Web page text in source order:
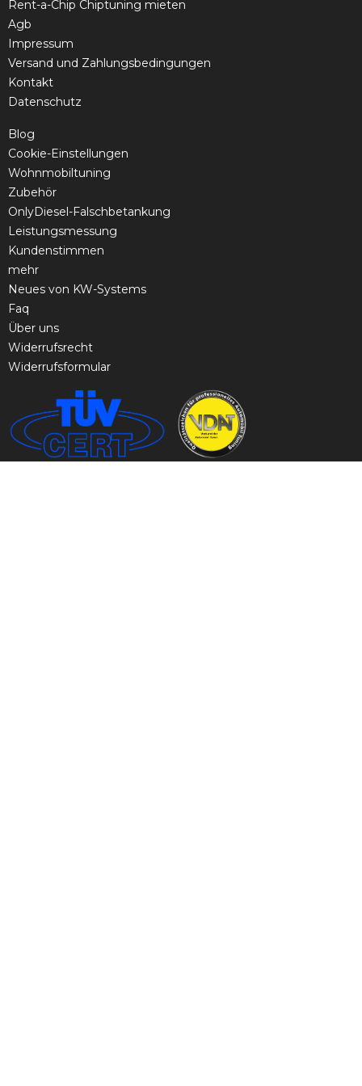
Rent-a-Chip Chiptuning mieten
Agb
Impressum
Versand und Zahlungsbedingungen
Kontakt
Datenschutz
Blog
Cookie-Einstellungen
Wohnmobiltuning
Zubehör
OnlyDiesel-Falschbetankung
Leistungsmessung
Kundenstimmen
mehr
Neues von KW-Systems
Faq
Über uns
Widerrufsrecht
Widerrufsformular